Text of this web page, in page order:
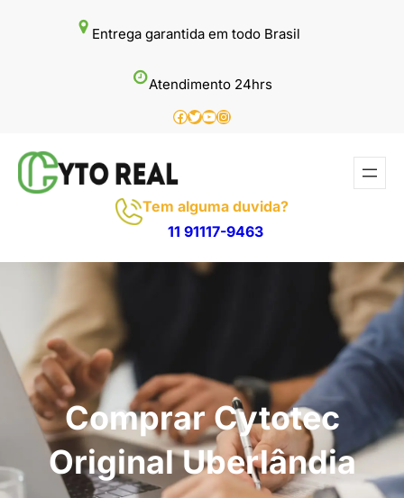
Entrega garantida em todo Brasil
Atendimento 24hrs
Facebook
Twitter
Youtube
Instagram
Tem alguma duvida?
11 91117-9463
Comprar Cytotec
Original Uberlândia